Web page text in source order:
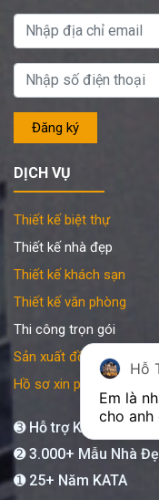
DỊCH VỤ
Thiết kế biệt thự
Thiết kế nhà đẹp
Thiết kế khách sạn
Thiết kế văn phòng
Thi công trọn gói
Sản xuất đồ gỗ nội thất
Hồ sơ xin phép xây dựng
➌ Hỗ trợ KATA 24/7
➋ 3.000+ Mẫu Nhà
➊ 25+ Năm KATA
Hỗ
Em là
cho anh